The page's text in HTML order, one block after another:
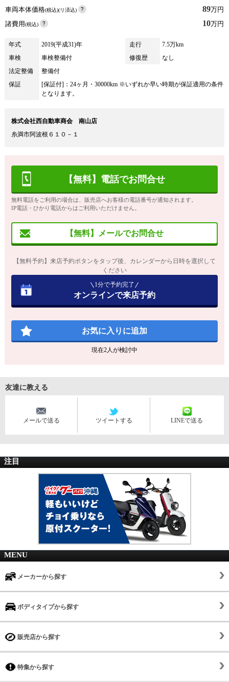
車両本体価格(税込)(リ済込) 89万円
諸費用(税込) 10万円
年式 2019(平成31)年 走行
7.5万km
車検
車検整備付 修復歴
なし
法定整備
整備付
保証
[保証付]：24ヶ月・30000km ※いずれか早い時期が保証適用の条件
となります。
株式会社西自動車商会 南山店
糸満市阿波根６１０－１
【無料】電話でお問合せ
無料電話をご利用の場合は、販売店へお客様の電話番号が通知されます。
IP電話・ひかり電話からはご利用いただけません。
【無料】メールでお問合せ
【無料予約】来店予約ボタンをタップ後、カレンダーから日時を選択して
ください
1分で予約完了
オンラインで来店予約
お気に入りに追加
現在2人が検討中
友達に教える
メールで送る ツイートする LINEで送る
注目
MENU
メーカーから探す
ボディタイプから探す
販売店から探す
特集から探す